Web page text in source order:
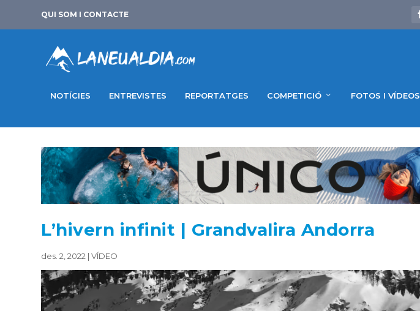
QUI SOM I CONTACTE
NOTÍCIES ENTREVISTES REPORTATGES COMPETICIÓ FOTOS I VÍDEOS
L’hivern infinit | Grandvalira Andorra
des. 2, 2022 |VÍDEO